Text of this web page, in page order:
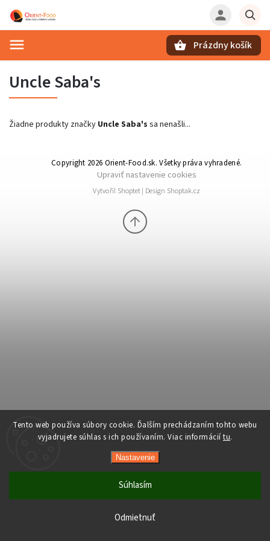
Tento web používa súbory cookie. Ďalším prechádzaním tohto webu
vyjadrujete súhlas s ich používaním. Viac informácií tu.
Nastavenie
Odmietnuť
Súhlasím
Počas horúcich dní neodporúčame doručenie do ParcelBoxov.
Produkty citlivé na vysoké teploty nemusia byť pri prevzatí v
Prázdny košík
Uncle Saba's
Žiadne produkty značky Uncle Saba's sa nenašli...
Copyright 2026 Orient-Food.sk. Všetky práva vyhradené.
Upraviť nastavenie cookies
Vytvořil Shoptet| Design Shoptak.cz